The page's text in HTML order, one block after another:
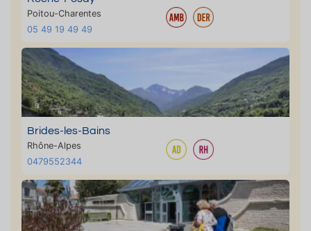
Poitou-Charentes
05 49 19 49 49
Brides-les-Bains
Rhône-Alpes
0479552344